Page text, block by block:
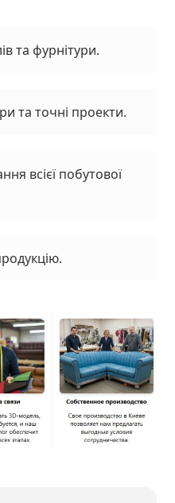
та фурнітури.
та точні проекти.
всієї побутової